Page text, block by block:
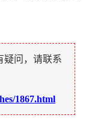
疑问，请联系
1867.html